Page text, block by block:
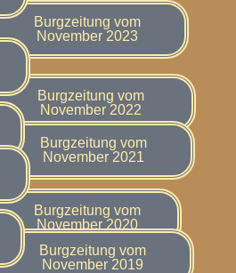
Burgzeitung vom
November 2023
Burgzeitung vom
November 2022
Burgzeitung vom
November 2021
Burgzeitung vom
November 2020
Burgzeitung vom
November 2019